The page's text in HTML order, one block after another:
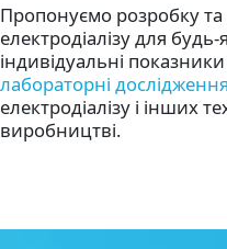
Пропонуємо розробку
електродіалізу для
індивідуальні
лабораторні дослідження
електродіалізу і інших
виробництві.